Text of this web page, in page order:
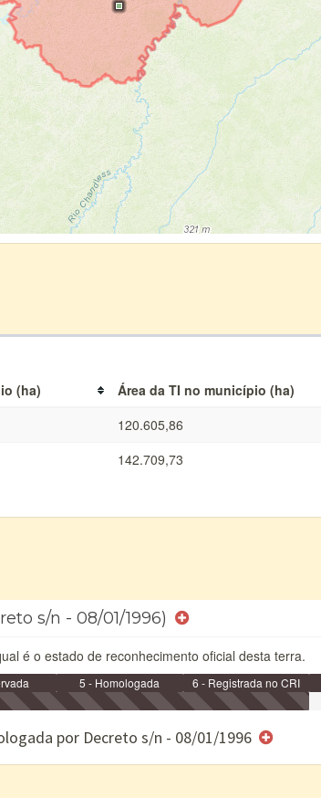
(ha) Área da TI no município (ha)
120.605,86
142.709,73
s/n - 08/01/1996)
é o estado de reconhecimento oficial desta terra.
5 - Homologada
6 - Registrada no CRI
e/ou SPU
por Decreto s/n - 08/01/1996